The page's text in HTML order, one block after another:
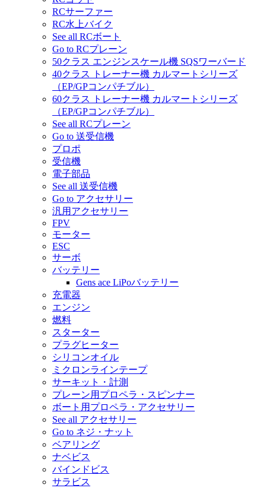
RCサーファー
RC水上バイク
See all RCボート
Go to RCプレーン
50クラス エンジンスケール機 SQSワーバード
40クラス トレーナー機 カルマートシリーズ
（EP/GPコンパチブル）
60クラス トレーナー機 カルマートシリーズ
（EP/GPコンパチブル）
See all RCプレーン
Go to 送受信機
プロポ
受信機
電子部品
See all 送受信機
Go to アクセサリー
汎用アクセサリー
FPV
モーター
ESC
サーボ
バッテリー
Gens ace LiPoバッテリー
充電器
エンジン
燃料
スターター
プラグヒーター
シリコンオイル
ミクロンラインテープ
サーキット・計測
プレーン用プロペラ・スピンナー
ボート用プロペラ・アクセサリー
See all アクセサリー
Go to ネジ・ナット
ベアリング
ナベビス
バインドビス
サラビス